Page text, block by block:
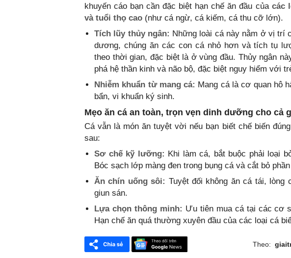
khuyến cáo bạn cần đặc biệt hạn chế ăn đầu của các
và tuổi thọ cao (như cá ngừ, cá kiếm, cá thu cỡ lớn).
Tích lũy thủy ngân: Những loài cá này nằm ở vị trí
dương, chúng ăn các con cá nhỏ hơn và tích tụ
theo thời gian, đặc biệt là ở vùng đầu. Thủy ngân
phá hệ thần kinh và não bộ, đặc biệt nguy hiểm với
Nhiễm khuẩn từ mang cá: Mang cá là cơ quan hô
bẩn, vi khuẩn ký sinh.
Mẹo ăn cá an toàn, trọn vẹn dinh dưỡng cho cả
Cá vẫn là món ăn tuyệt vời nếu bạn biết chế biến
sau:
Sơ chế kỹ lưỡng: Khi làm cá, bắt buộc phải loại
Bóc sạch lớp màng đen trong bụng cá và cắt bỏ
Ăn chín uống sôi: Tuyệt đối không ăn cá tái, lòng
giun sán.
Lựa chọn thông minh: Ưu tiên mua cá tại các cơ
Hạn chế ăn quá thường xuyên đầu của các loại cá
Theo: